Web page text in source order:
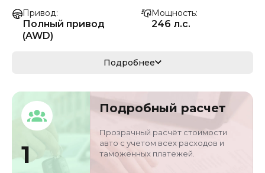
Привод
Полный привод
(AWD)
Мощность
246 л.с.
181 кВ
Кузов
минивэн
LVGEF4A45SG0489
Объём двигателя
2.5 л
Цвет
Подробнее
1
Подробный расчет
Прозрачный расчёт стоимости
авто с учетом всех расходов и
таможенных платежей.